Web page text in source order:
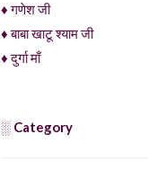
♦ गणेश जी
♦ बाबा खाटू श्याम जी
♦ दुर्गा माँ
░ Category